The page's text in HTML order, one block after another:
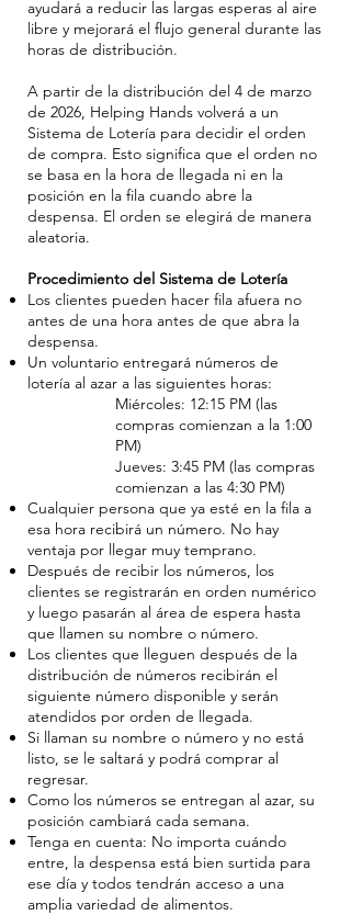
ayudará a reducir las largas esperas al aire
libre y mejorará el flujo general durante las
horas de distribución.
A partir de la distribución del 4 de marzo
de 2026, Helping Hands volverá a un
Sistema de Lotería para decidir el orden
de compra. Esto significa que el orden no
se basa en la hora de llegada ni en la
posición en la fila cuando abre la
despensa. El orden se elegirá de manera
aleatoria.
Procedimiento del Sistema de Lotería
Los clientes pueden hacer fila afuera no
antes de una hora antes de que abra la
despensa.
Un voluntario entregará números de
lotería al azar a las siguientes horas:
Miércoles: 12:15 PM (las
compras comienzan a la 1:00
PM)
Jueves: 3:45 PM (las compras
comienzan a las 4:30 PM)
Cualquier persona que ya esté en la fila a
esa hora recibirá un número. No hay
ventaja por llegar muy temprano.
Después de recibir los números, los
clientes se registrarán en orden numérico
y luego pasarán al área de espera hasta
que llamen su nombre o número.
Los clientes que lleguen después de la
distribución de números recibirán el
siguiente número disponible y serán
atendidos por orden de llegada.
Si llaman su nombre o número y no está
listo, se le saltará y podrá comprar al
regresar.
Como los números se entregan al azar, su
posición cambiará cada semana.
Tenga en cuenta: No importa cuándo
entre, la despensa está bien surtida para
ese día y todos tendrán acceso a una
amplia variedad de alimentos.